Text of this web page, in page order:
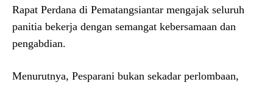
Rapat Perdana di Pematangsiantar mengajak seluruh
panitia bekerja dengan semangat kebersamaan dan
pengabdian.
Menurutnya, Pesparani bukan sekadar perlombaan,